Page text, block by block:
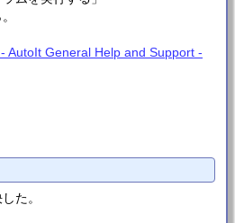
AutoIt General Help and Support -
た。